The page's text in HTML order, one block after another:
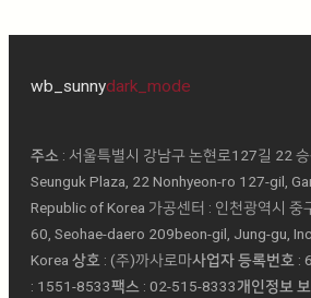
wb_sunnydark_mode
주소 : 서울특별시 강남구 논현로127길 22
Seunguk Plaza, 22 Nonhyeon-ro 127-gil,
Republic of Korea 가공센터 : 인천광역시
60, Seohae-daero 209beon-gil, Jung-gu,
Korea상호 : (주)까사로마ㅤ사업자 등록번호 :
: 1551-8533ㅤ팩스 : 02-515-8333ㅤ개인정보